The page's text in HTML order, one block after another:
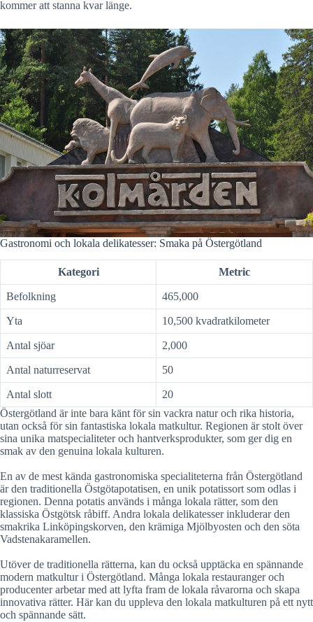
kommer att stanna kvar länge.
Gastronomi och lokala delikatesser: Smaka på Östergötland
Kategori Metric
Befolkning 465,000
Yta 10,500 kvadratkilometer
Antal sjöar 2,000
Antal naturreservat 50
Antal slott
20
Östergötland är inte bara känt för sin vackra natur och rika historia,
utan också för sin fantastiska lokala matkultur. Regionen är stolt över
sina unika matspecialiteter och hantverksprodukter, som ger dig en
smak av den genuina lokala kulturen.
En av de mest kända gastronomiska specialiteterna från Östergötland
är den traditionella Östgötapotatisen, en unik potatissort som odlas i
regionen. Denna potatis används i många lokala rätter, som den
klassiska Östgötsk råbiff. Andra lokala delikatesser inkluderar den
smakrika Linköpingskorven, den krämiga Mjölbyosten och den söta
Vadstenakaramellen.
Utöver de traditionella rätterna, kan du också upptäcka en spännande
modern matkultur i Östergötland. Många lokala restauranger och
producenter arbetar med att lyfta fram de lokala råvarorna och skapa
innovativa rätter. Här kan du uppleva den lokala matkulturen på ett nytt
och spännande sätt.